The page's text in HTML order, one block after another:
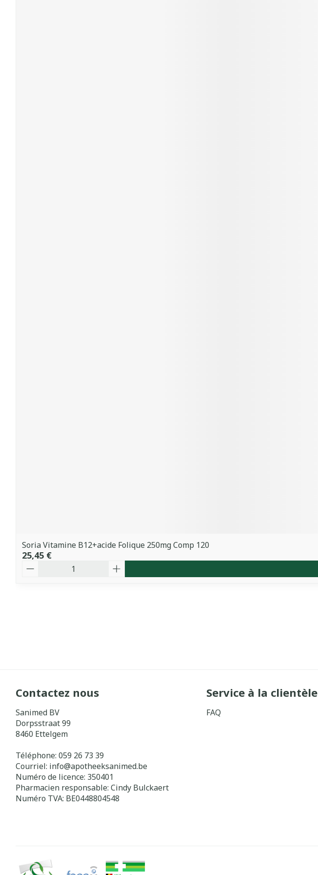
Soria Vitamine B12+acide Folique 250mg Comp 120
25,45 €
Contactez nous
Sanimed BV
Dorpsstraat 99
8460 Ettelgem
Téléphone: 059 26 73 39
Courriel: info@apotheeksanimed.be
Numéro de licence: 350401
Pharmacien responsable: Cindy Bulckaert
Numéro TVA: BE0448804548
Service à la clientèle
FAQ